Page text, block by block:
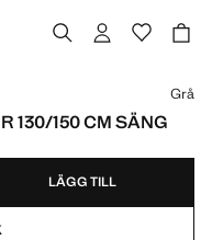
130/150 CM SÄNG
Grå
LÄGG TILL